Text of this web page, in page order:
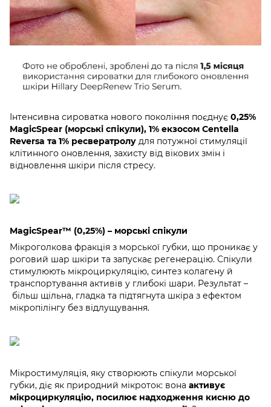
Інтенсивна сироватка нового покоління поєднує 0,25%
MagicSpear (морські спікули), 1% екзосом Centella
Reversa та 1% ресвератролу для потужної стимуляції
клітинного оновлення, захисту від вікових змін і
відновлення шкіри після стресу.
MagicSpear™ (0,25%) – морські спікули
Мікроголкова фракція з морської губки, що проникає у
роговий шар шкіри та запускає регенерацію. Спікули
стимулюють мікроциркуляцію, синтез колагену й
транспортування активів у глибокі шари. Результат –
більш щільна, гладка та підтягнута шкіра з ефектом
мікропілінгу без відлущування.
Мікростимуляція, яку створюють спікули морської
губки, діє як природний мікроток: вона активує
мікроциркуляцію, посилює надходження кисню до